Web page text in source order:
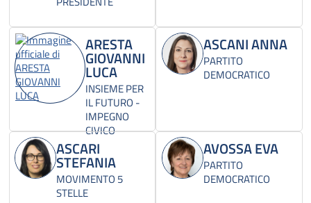
ARESTA
GIOVANNI
LUCA
INSIEME PER
IL FUTURO -
IMPEGNO
CIVICO
ASCANI ANNA
PARTITO
DEMOCRATICO
ASCARI
STEFANIA
MOVIMENTO 5
STELLE
AVOSSA EVA
PARTITO
DEMOCRATICO